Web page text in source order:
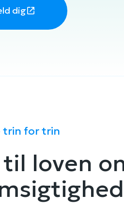
dig
trin for trin
loven